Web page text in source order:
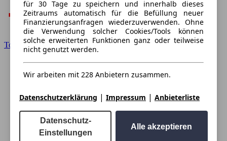
Toyota
für 30 Tage zu speichern und innerhalb dieses
Zeitraums automatisch für die Befüllung neuer
Finanzierungsanfragen wiederzuverwenden. Ohne
die Verwendung solcher Cookies/Tools können
solche erweiterten Funktionen ganz oder teilweise
nicht genutzt werden.
Wir arbeiten mit 228 Anbietern zusammen.
Datenschutzerklärung | Impressum | Anbieterliste
Datenschutz-
Einstellungen
Alle akzeptieren